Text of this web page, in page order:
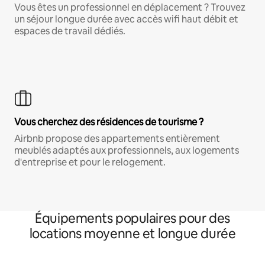
Vous êtes un professionnel en déplacement ? Trouvez
un séjour longue durée avec accès wifi haut débit et
espaces de travail dédiés.
Vous cherchez des résidences de tourisme ?
Airbnb propose des appartements entièrement
meublés adaptés aux professionnels, aux logements
d'entreprise et pour le relogement.
Équipements populaires pour des
locations moyenne et longue durée